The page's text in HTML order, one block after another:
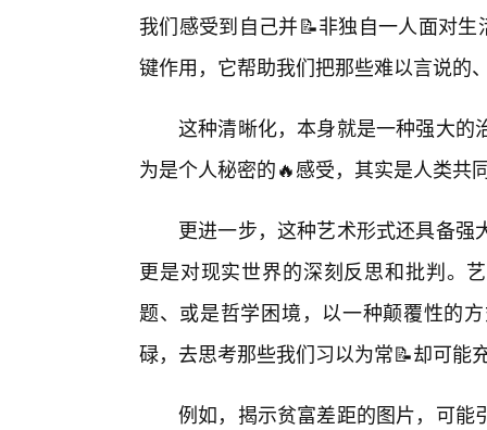
我们感受到自己并📝非独自一人面对
键作用，它帮助我们把那些难以言说的
这种清晰化，本身就是一种强大的
为是个人秘密的🔥感受，其实是人类共
更进一步，这种艺术形式还具备
更是对现实世界的深刻反思和批判。
题、或是哲学困境，以一种颠覆性的
碌，去思考那些我们习以为常📝却可能
例如，揭示贫富差距的图片，可能